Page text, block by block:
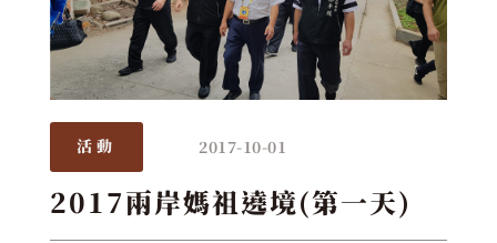
活動 2017-10-01
2017兩岸媽祖遶境(第一天)